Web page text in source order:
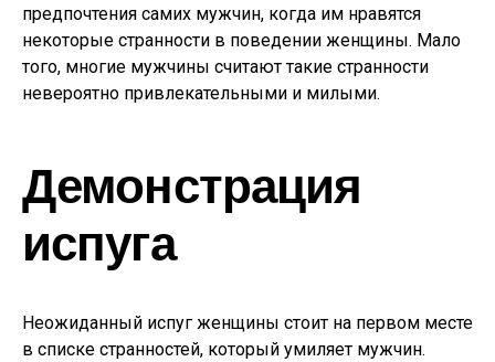
предпочтения самих мужчин, когда им нравятся
некоторые странности в поведении женщины. Мало
того, многие мужчины считают такие странности
невероятно привлекательными и милыми.
Демонстрация
испуга
Неожиданный испуг женщины стоит на первом месте
в списке странностей, который умиляет мужчин.